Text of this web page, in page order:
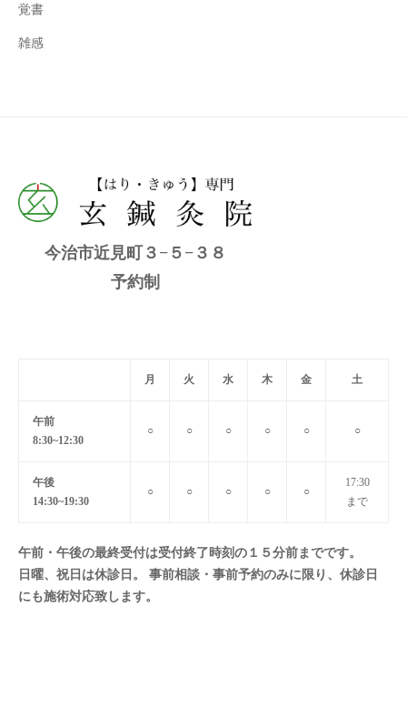
覚書
雑感
今治市近見町３−５−３８
予約制
月 火 水 木 金 土
午前
8:30~12:30
○ ○ ○ ○ ○ ○
午後
14:30~19:30
○ ○ ○ ○ ○
17:30
まで
午前・午後の最終受付は受付終了時刻の１５分前までです。
日曜、祝日は休診日。 事前相談・事前予約のみに限り、休診日
にも施術対応致します。